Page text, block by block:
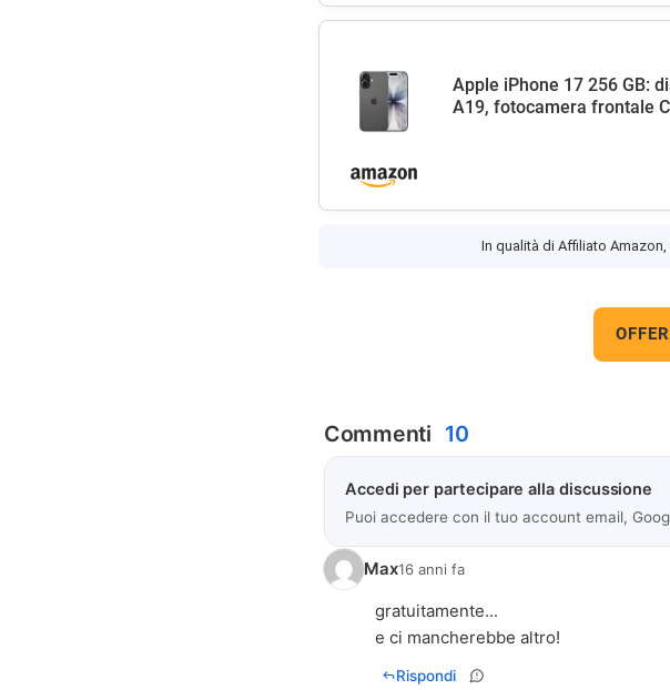
Apple iPhone 17 256 GB:
A19, fotocamera frontale
In qualità di Affiliato
Commenti 10
Accedi per partecipare alla discussione
Puoi accedere con il tuo account email,
Max16 anni fa
gratuitamente...
e ci mancherebbe altro!
Rispondi